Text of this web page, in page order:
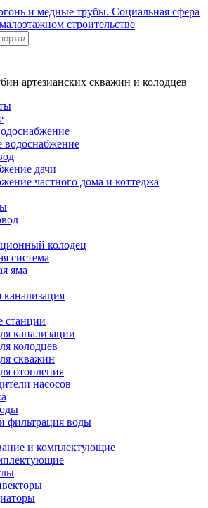
и медные трубы. Социальная сфера
строительстве
артезианских скважин и колодцев
водоснабжение
дачи
частного дома и коттеджа
колодец
система
яма
станции
канализации
колодцев
скважин
отопления
насосов
фильтрация воды
и комплектующие